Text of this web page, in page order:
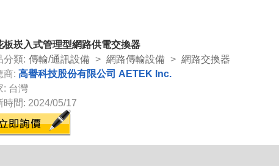
板崁入式管理型網路供電交換器
分類: 傳輸/通訊設備 > 網路傳輸設備 > 網路交換器
商: 高譽科技股份有限公司 AETEK Inc.
: 台灣
時間: 2024/05/17